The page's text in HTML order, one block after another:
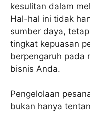
kesulitan dalam
Hal-hal ini tidak
sumber daya,
tingkat kepuasan
berpengaruh pada
bisnis Anda.
Pengelolaan
bukan hanya